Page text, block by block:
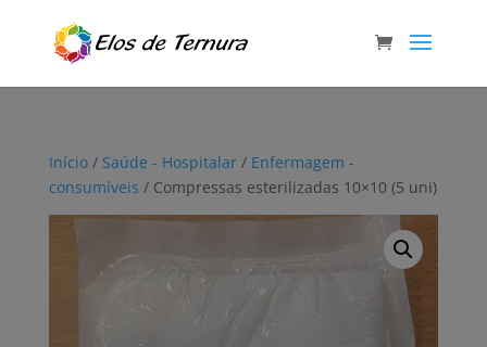
Início/ Saúde - Hospitalar/ Enfermagem -
consumíveis / Compressas esterilizadas 10×10 (5 uni)